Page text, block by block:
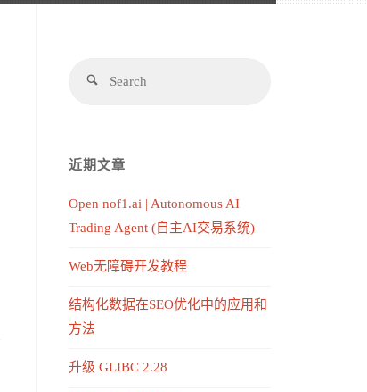
近期文章
Open nof1.ai | Autonomous AI
Trading Agent (自主AI交易系统)
Web无障碍开发教程
结构化数据在SEO优化中的应用和
方法
升级 GLIBC 2.28